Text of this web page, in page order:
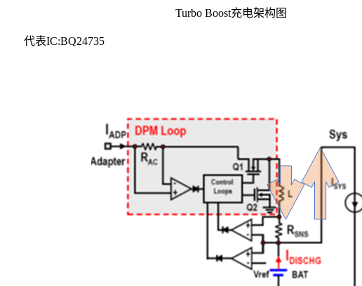
Turbo Boost充电架构图
代表IC:BQ24735